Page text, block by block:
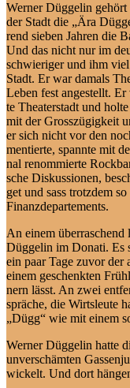
Wer­ner Düg­ge­lin
der Stadt die „Ära
rend sie­ben Jah­ren die
Und das nicht nur im
schwie­ri­ger und ihm
Stadt. Er war da­mals
Le­ben fest an­ge­stellt.
te Thea­ter­stadt und
mit der Gross­zü­gig­keit
er sich nicht vor den
men­tier­te, spann­te mit
nal re­nom­mier­te
sche Dis­kus­sio­nen,
get und sass trotz­dem
Finanzdepartements.
An ei­nem
Düg­ge­lin im Do­na­ti. Es
ein paar Ta­ge zu­vor der
ei­nem ge­schenk­ten
nern lässt. An zwei
sprä­che, die Wirts­leu­te
„Dügg“ wie mit ei­nem
Wer­ner Düg­ge­lin hat­te
un­ver­schäm­ten
wi­ckelt. Und dort